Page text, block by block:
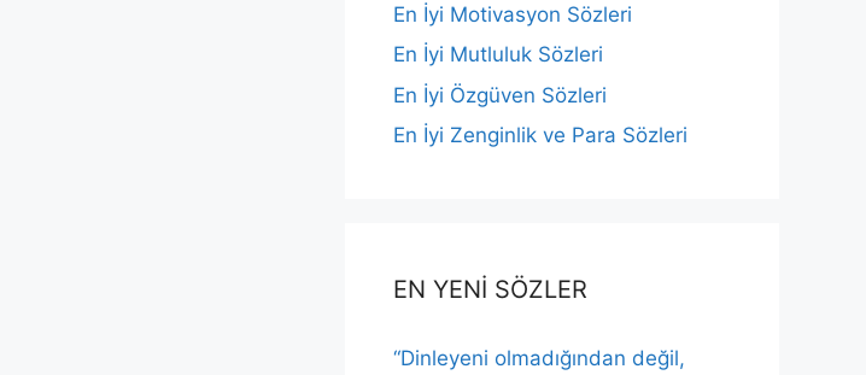
En İyi Motivasyon Sözleri
En İyi Mutluluk Sözleri
En İyi Özgüven Sözleri
En İyi Zenginlik ve Para Sözleri
EN YENİ SÖZLER
“Dinleyeni olmadığından değil,